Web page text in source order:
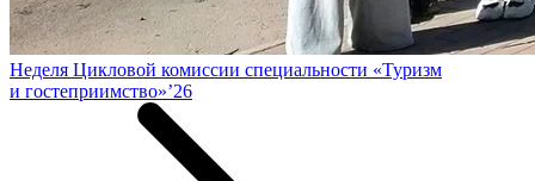
Неделя Цикловой комиссии специальности «Туризм
и гостеприимство»’26